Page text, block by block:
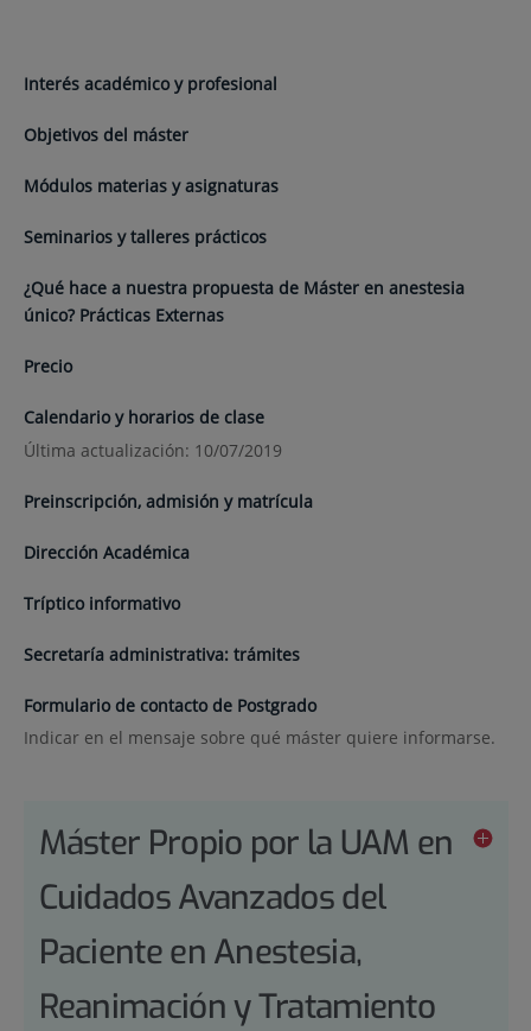
Interés académico y profesional
Objetivos del máster
Módulos materias y asignaturas
Seminarios y talleres prácticos
¿Qué hace a nuestra propuesta de Máster en anestesia
único? Prácticas Externas
Precio
Calendario y horarios de clase
Última actualización: 10/07/2019
Preinscripción, admisión y matrícula
Dirección Académica
Tríptico informativo
Secretaría administrativa: trámites
Formulario de contacto de Postgrado
Indicar en el mensaje sobre qué máster quiere informarse.
Máster Propio por la UAM en
Cuidados Avanzados del
Paciente en Anestesia,
Reanimación y Tratamiento